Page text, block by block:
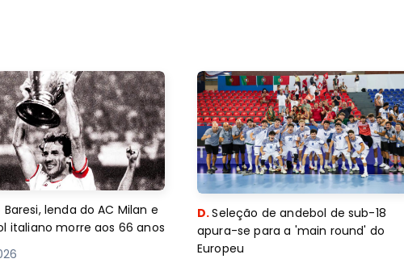
Baresi, lenda do AC Milan e
italiano morre aos 66 anos
D.Seleção de andebol de sub-18
apura-se para a 'main round' do
Europeu